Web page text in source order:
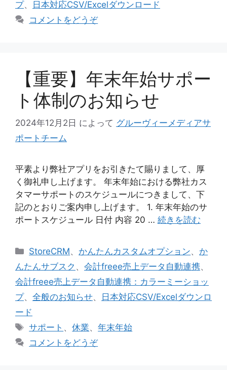
ー
プ、
日本対応CSV/Excelダウンロード
コメントをどうぞ
【重要】年末年始サポー
ト体制のお知らせ
2024年12月2日 によって グルーヴィーメディアサ
ポートチーム
平素より弊社アプリをお引きたて賜りまして、厚
く御礼申し上げます。 年末年始における弊社カス
タマーサポートのスケジュールにつきまして、下
記のとおりご案内申し上げます。 1. 年末年始のサ
ポートスケジュール 日付 内容 20 … 続きを読む
カ
テ
リ
ー
StoreCRM、 かんたんカスタムオプション、 か
んたんサブスク 、 会計freee売上データ自動連携、
会計freee売上データ自動連携：カラーミーショッ
プ、 全般のお知らせ、 日本対応CSV/Excelダウンロ
ード
タ
サポート 、休業、年末年始
コメントをどうぞ